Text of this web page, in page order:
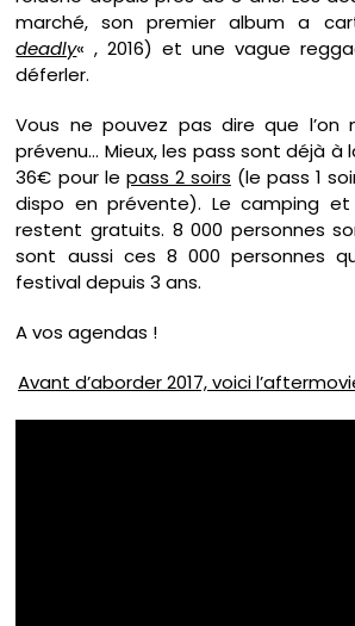
marché, son premier album a
deadly« , 2016) et une vague
déferler.
Vous ne pouvez pas dire que l’on
prévenu… Mieux, les pass sont déjà
36€ pour le pass 2 soirs (le pass 1
dispo en prévente). Le camping
restent gratuits. 8 000 personnes
sont aussi ces 8 000 personnes
festival depuis 3 ans.
A vos agendas !
Avant d’aborder 2017, voici